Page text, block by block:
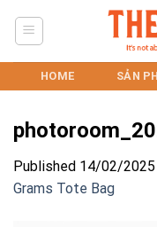
HOME SẢN
Published 14/02/2025
Grams Tote Bag